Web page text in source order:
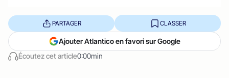
Écoutez cet article0:00min
PARTAGER CLASSER
Ajouter Atlantico en favori sur Google